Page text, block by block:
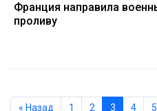
Франция направила
проливу
« Назад 1 2 3 4 5